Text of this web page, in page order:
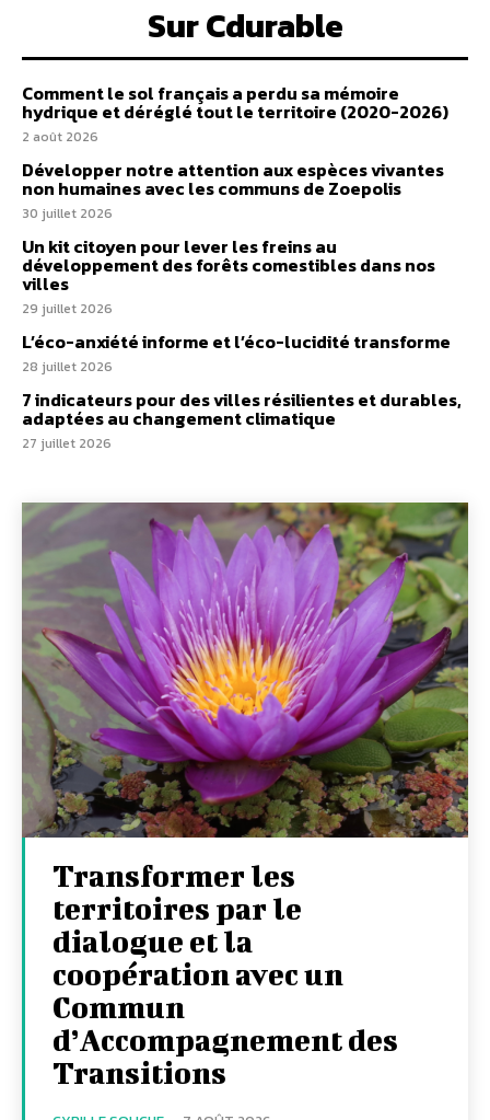
Sur Cdurable
Comment le sol français a perdu sa mémoire
hydrique et déréglé tout le territoire (2020-2026)
2 août 2026
Développer notre attention aux espèces vivantes
non humaines avec les communs de Zoepolis
30 juillet 2026
Un kit citoyen pour lever les freins au
développement des forêts comestibles dans nos
villes
29 juillet 2026
L’éco-anxiété informe et l’éco-lucidité transforme
28 juillet 2026
7 indicateurs pour des villes résilientes et durables,
adaptées au changement climatique
27 juillet 2026
Transformer les
territoires par le
dialogue et la
coopération avec un
Commun
d’Accompagnement des
Transitions